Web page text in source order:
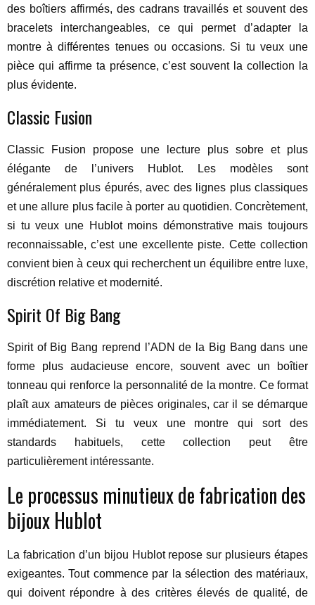
des boîtiers affirmés, des cadrans travaillés et souvent des
bracelets interchangeables, ce qui permet d’adapter la
montre à différentes tenues ou occasions. Si tu veux une
pièce qui affirme ta présence, c’est souvent la collection la
plus évidente.
Classic Fusion
Classic Fusion propose une lecture plus sobre et plus
élégante de l’univers Hublot. Les modèles sont
généralement plus épurés, avec des lignes plus classiques
et une allure plus facile à porter au quotidien. Concrètement,
si tu veux une Hublot moins démonstrative mais toujours
reconnaissable, c’est une excellente piste. Cette collection
convient bien à ceux qui recherchent un équilibre entre luxe,
discrétion relative et modernité.
Spirit Of Big Bang
Spirit of Big Bang reprend l’ADN de la Big Bang dans une
forme plus audacieuse encore, souvent avec un boîtier
tonneau qui renforce la personnalité de la montre. Ce format
plaît aux amateurs de pièces originales, car il se démarque
immédiatement. Si tu veux une montre qui sort des
standards habituels, cette collection peut être
particulièrement intéressante.
Le processus minutieux de fabrication des
bijoux Hublot
La fabrication d’un bijou Hublot repose sur plusieurs étapes
exigeantes. Tout commence par la sélection des matériaux,
qui doivent répondre à des critères élevés de qualité, de